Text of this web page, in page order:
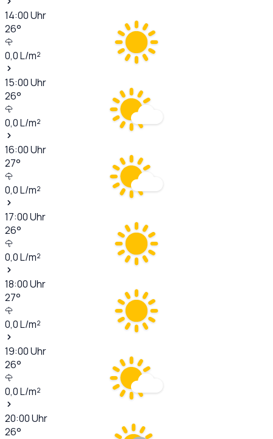
14:00Uhr
26°
0,0L/m²
15:00Uhr
26°
0,0L/m²
16:00Uhr
27°
0,0L/m²
17:00Uhr
26°
0,0L/m²
18:00Uhr
27°
0,0L/m²
19:00Uhr
26°
0,0L/m²
20:00Uhr
26°